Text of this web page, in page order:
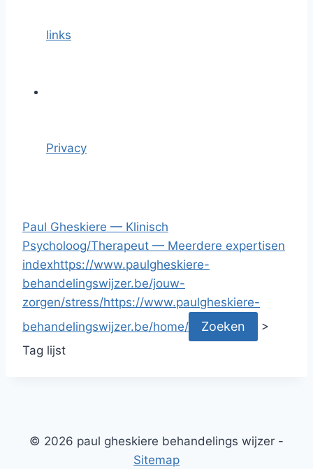
links
Privacy
Paul Gheskiere — Klinisch
Psycholoog/Therapeut — Meerdere expertisen
indexhttps://www.paulgheskiere-
behandelingswijzer.be/jouw-
zorgen/stress/https://www.paulgheskiere-
behandelingswijzer.be/home/
>
Tag lijst
© 2026 paul gheskiere behandelings wijzer -
Sitemap